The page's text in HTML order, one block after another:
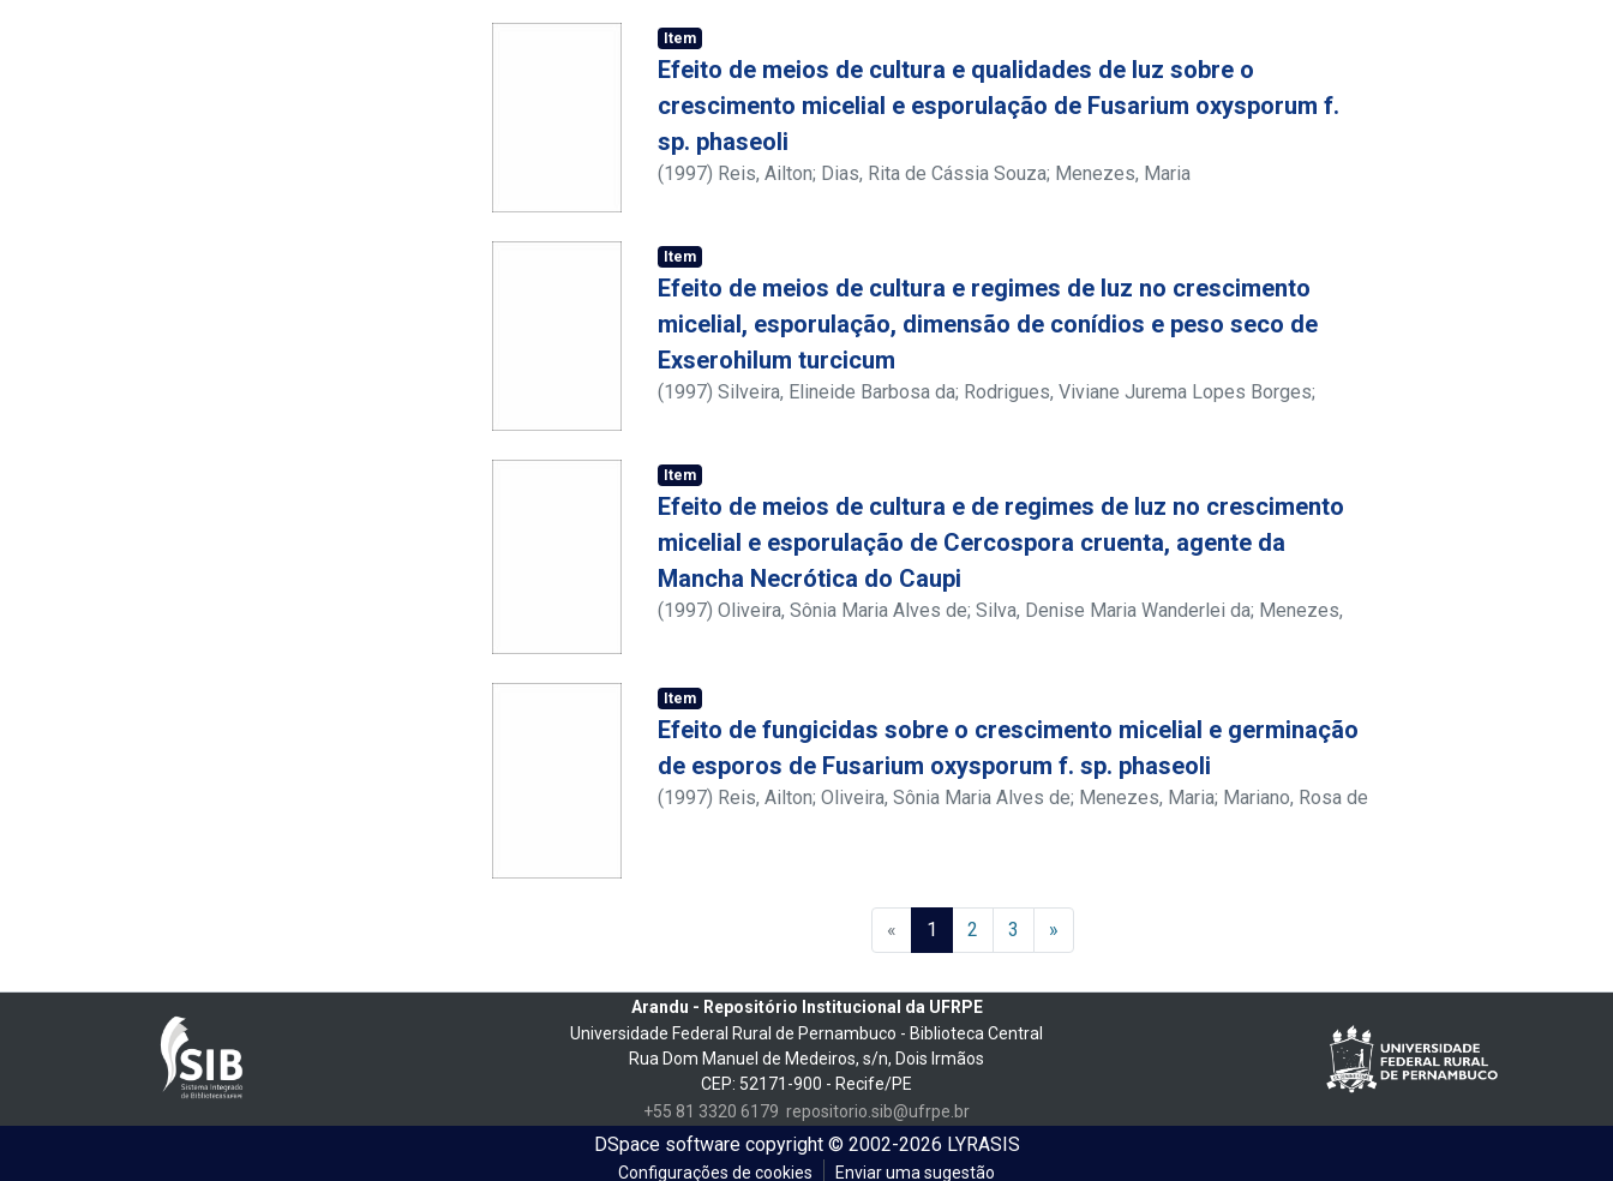
Item
Efeito de meios de cultura e qualidades de luz sobre o
crescimento micelial e esporulação de Fusarium oxysporum f.
sp. phaseoli
(1997) Reis, Ailton; Dias, Rita de Cássia Souza; Menezes, Maria
Item
Efeito de meios de cultura e regimes de luz no crescimento
micelial, esporulação, dimensão de conídios e peso seco de
Exserohilum turcicum
(1997)Silveira, Elineide Barbosa da; Rodrigues, Viviane Jurema Lopes Borges;
Item
Efeito de meios de cultura e de regimes de luz no crescimento
micelial e esporulação de Cercospora cruenta, agente da
Mancha Necrótica do Caupi
(1997)Oliveira, Sônia Maria Alves de;Silva, Denise Maria Wanderlei da; Menezes,
Item
Efeito de fungicidas sobre o crescimento micelial e germinação
de esporos de Fusarium oxysporum f. sp. phaseoli
(1997) Reis, Ailton;Oliveira, Sônia Maria Alves de; Menezes, Maria; Mariano, Rosa de
« 1 (current)
2 3 »
Arandu - Repositório Institucional da UFRPE
Universidade Federal Rural de Pernambuco - Biblioteca Central
Rua Dom Manuel de Medeiros, s/n, Dois Irmãos
CEP: 52171-900 - Recife/PE
+55 81 3320 6179 repositorio.sib@ufrpe.br
DSpace softwarecopyright © 2002-2026 LYRASIS
Configurações de cookies Enviar uma sugestão